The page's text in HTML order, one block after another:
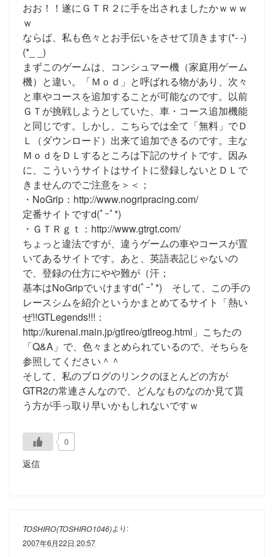
おお！！遂にＧＴＲ２に手を出されましたかｗｗｗ
ｗ
ならば、私も色々とお手伝いをさせて頂きます(*- -)
(*_ _)
まずこのゲームは、コンシュマー機（家庭用ゲーム
機）と違い。「Ｍｏｄ」と呼ばれる物があり、次々
と車やコースを追加することが可能なのです。以前
ＧＴが挑戦しようとしていた、車・コース追加機能
と同じです。しかし、こちらでは全て「無料」でＤ
Ｌ（ダウンロード）出来て追加できるのです。主な
ＭｏｄをＤＬするところは下記のサイトです。因み
に、こういうサイトはサイトに登録しないとＤＬで
きませんのでご注意を＞＜；
・NoGrip：http://www.nogripracing.com/
定番サイトですd(ﾟｰﾟ*)
・ＧＴＲｇｔ：http://www.gtrgt.com/
ちょっと違法ですが、違うゲームの車やコースが置
いてあるサイトです。あと、英語表記じゃないの
で、登録の仕方にやや難が（汗；
基本はNoGripでいけますd(ﾟｰﾟ*) そして、この手の
レースシムを紹介というかまとめてるサイト「熱い
ぜ!!GTLegends!!!：
http://kurenai.main.jp/gtlreo/gtlreog.html」こちたの
「Q&A」で、色々まとめられているので、そちらを
参照してください＾＾
そして、私のブログのリンクのほとんどの方が
GTR2の常連さんなので、どんなものなのか見て貰
う方が手っ取り早いかもしれないですｗ
0
返信
TOSHIRO(TOSHIRO1046)より:
2007年6月22日 20:57